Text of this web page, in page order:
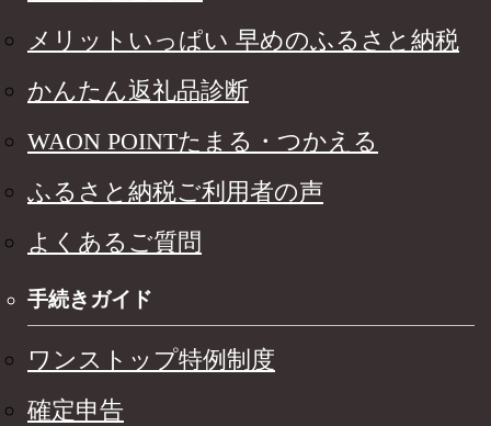
メリットいっぱい 早めのふるさと納税
かんたん返礼品診断
WAON POINTたまる・つかえる
ふるさと納税ご利用者の声
よくあるご質問
手続きガイド
ワンストップ特例制度
確定申告